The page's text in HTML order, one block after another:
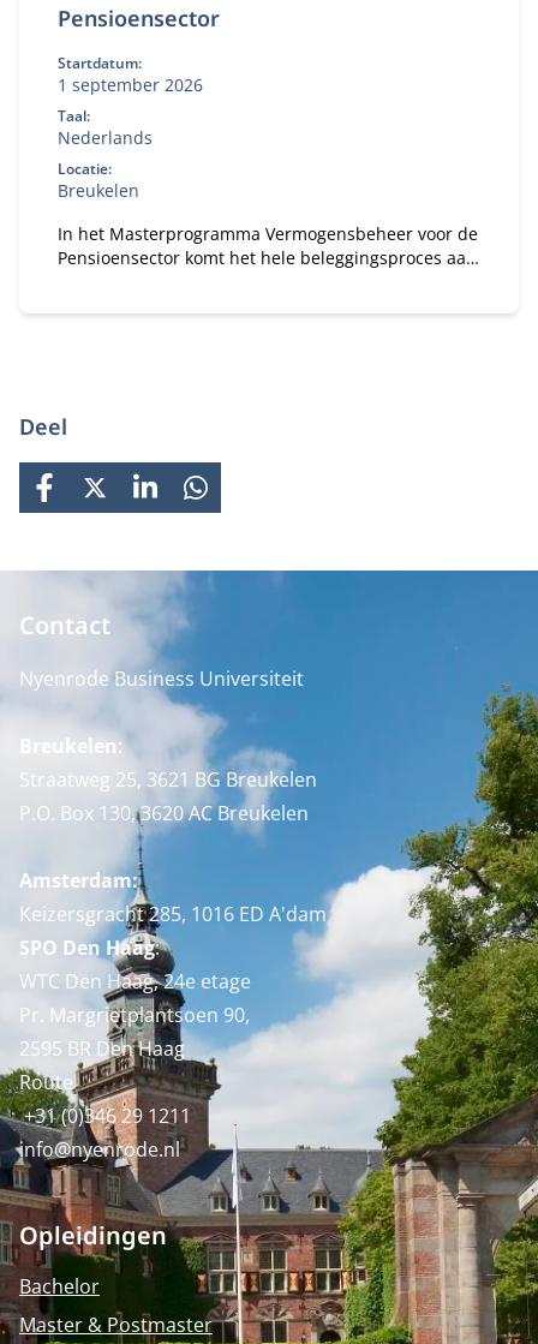
Pensioensector
Startdatum:
1 september 2026
Taal:
Nederlands
Locatie:
Breukelen
In het Masterprogramma Vermogensbeheer voor de
Pensioensector komt het hele beleggingsproces aan
Deel
FACEBOOK
X LINKEDINWHATSAPP
Contact
Nyenrode Business Universiteit
Breukelen:
Straatweg 25, 3621 BG Breukelen
P.O. Box 130, 3620 AC Breukelen
Amsterdam:
Keizersgracht 285, 1016 ED A'dam
SPO Den Haag:
WTC Den Haag, 24e etage
Pr. Margrietplantsoen 90,
2595 BR Den Haag
Route
+31 (0)346 29 1211
info@nyenrode.nl
Opleidingen
Bachelor
Master & Postmaster